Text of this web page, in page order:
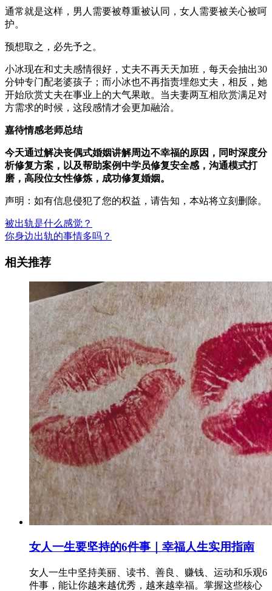
通常就是这样，男人需要被尊重被认同，女人需要被关心被呵
护。
预想取之，必先予之。
小冰现在和丈夫感情很好，丈夫不再天天加班，每天会抽出30
分钟专门配老婆孩子；而小冰也不再指责埋怨丈夫，相反，她
开始欣赏丈夫在事业上的大气果敢。当夫妻两互相欣赏满足对
方需求的时候，这段感情才会更加融洽。
嘉待情感老师总结
今天通过解决丧偶式婚姻讲解周边不幸福的原因，同时深度分
析修复方案，以及帮助案例中学员修复安全感，沟通模式打
磨，高段位女性修炼，成功修复婚姻。
声明：如有信息侵犯了您的权益，请告知，本站将立刻删除。
被出轨是什么感觉？
你身边出轨的事情多吗？
相关推荐
女人一生要坚持的6件事｜幸福人生实用指南
女人一生中坚持美丽、读书、善良、赚钱、运动和乐观6
件事，能让你越来越优秀，越来越幸福。掌握这些核心